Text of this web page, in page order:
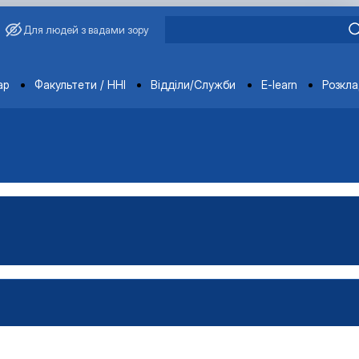
Для людей з вадами зору
Факультети / ННІ Відділи/Служби E-learn